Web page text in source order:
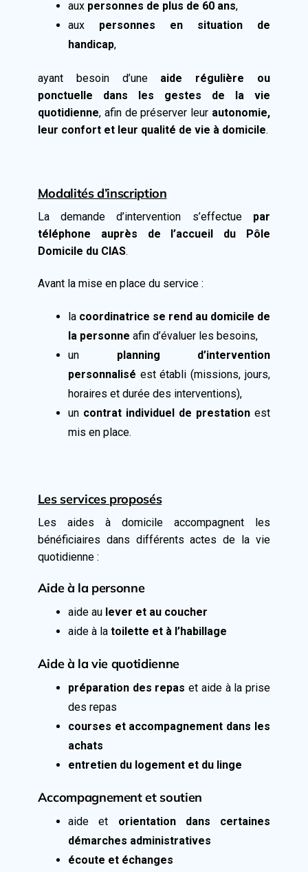
aux personnes de plus de 60 ans,
aux personnes en situation de
handicap,
ayant besoin d’une aide régulière ou
ponctuelle dans les gestes de la vie
quotidienne, afin de préserver leur autonomie,
leur confort et leur qualité de vie à domicile.
Modalités d’inscription
La demande d’intervention s’effectue par
téléphone auprès de l’accueil du Pôle
Domicile du CIAS.
Avant la mise en place du service :
la coordinatrice se rend au domicile de
la personne afin d’évaluer les besoins,
un planning d’intervention
personnalisé est établi (missions, jours,
horaires et durée des interventions),
un contrat individuel de prestation est
mis en place.
Les services proposés
Les aides à domicile accompagnent les
bénéficiaires dans différents actes de la vie
quotidienne :
Aide à la personne
aide au lever et au coucher
aide à la toilette et à l’habillage
Aide à la vie quotidienne
préparation des repas et aide à la prise
des repas
courses et accompagnement dans les
achats
entretien du logement et du linge
Accompagnement et soutien
aide et orientation dans certaines
démarches administratives
écoute et échanges